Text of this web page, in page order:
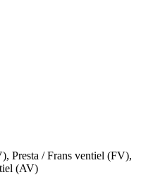
, Presta / Frans ventiel (FV),
(AV)